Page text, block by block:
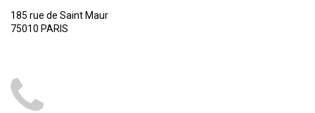
185 rue de Saint Maur
75010 PARIS